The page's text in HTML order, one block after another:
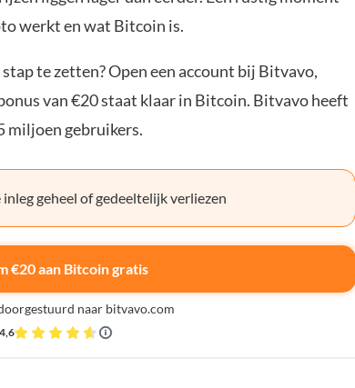
werkt en wat Bitcoin is.
te zetten? Open een account bij Bitvavo,
van €20 staat klaar in Bitcoin. Bitvavo heeft
miljoen gebruikers.
geheel of gedeeltelijk verliezen
€20 aan Bitcoin gratis
naar bitvavo.com
4,6